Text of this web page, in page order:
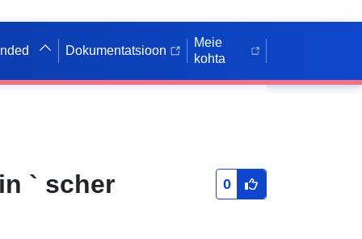
Dokumentatsioon
Meie
kohta
` scher
0